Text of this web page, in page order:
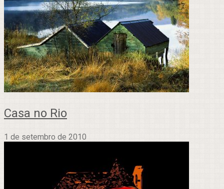
Casa no Rio
1 de setembro de 2010